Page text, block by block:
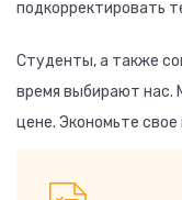
подкорректировать
Студенты, а также
время выбирают нас.
цене. Экономьте свое